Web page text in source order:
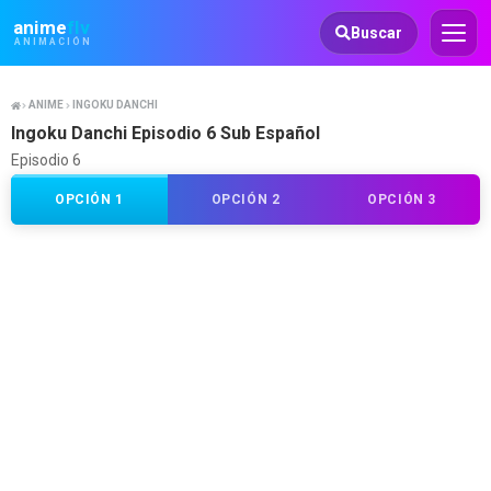
animeflv
ANIMACIÓN
Animeflv Buscar
ANIME INGOKU DANCHI
Ingoku Danchi Episodio 6 Sub Español
Episodio 6
OPCIÓN 1 OPCIÓN 2 OPCIÓN 3